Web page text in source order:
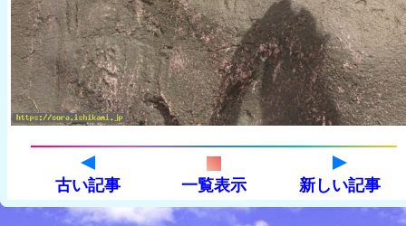
古い記事 一覧表示 新しい記事